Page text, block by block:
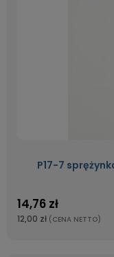
P17-7
14,76 zł
12,00 zł (CENA NETTO)